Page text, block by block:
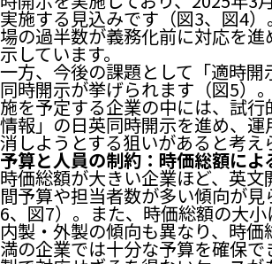
実施する見込みです（図3、図4
場の過半数が義務化前に対応を進
示しています。
一方、今後の課題として「適時開
同時開示が挙げられます（図5）
施を予定する企業の中には、試行
情報」の日英同時開示を進め、
消しようとする狙いがあると考え
予算と人員の制約：時価総額によ
時価総額が大きい企業ほど、英文
間予算や担当者数が多い傾向が見
6、図7）。また、時価総額の大
内製・外製の傾向も異なり、時価
満の企業では十分な予算を確保で